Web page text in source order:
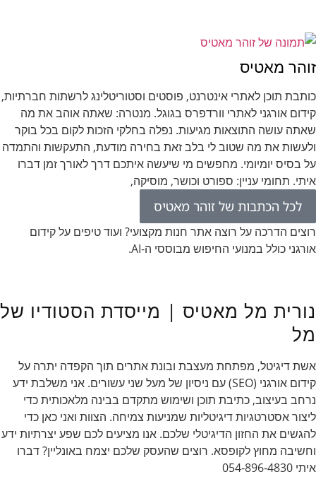
זוהר מאטיס
כותבת תוכן לאתרי אינטרנט, פוסטים וסטוריטלינג לרשתות חברתיות,
קידום אורגני לאתרי וורדפרס בגוגל. מנטרה: שאתה אוהב את מה
שאתה עושה התוצאות מגיעות. נפלה בחלקי הזכות לקום בכל בוקר
ולעשות את מה שטוב לי בלב זאת בחירה מודעת, התעקשות והתמדה
על בסיס יומיומי. מחפשים מי שיעשה איתכם דרך לאורך זמן דברו
איתי. תחומי עניין: ספורט וכושר, מוסיקה,
לכל הכתבות של זוהר מאטיס
רוצים הדרכה על רוצה אתר חנות מקצועי? ועוד טיפים על קידום
אורגני כולל במנועי החיפוש מבוססי ה-AI.
נורית מל מאטיס | מייסדת הסטודיו של
מל
אשת דיגיטל, מפתחת מעצבת ובונת אתרים תוך הקפדה יתרה על
קידום אורגני (SEO) עם ניסיון של מעל שני עשורים. אני משלבת ידע
נרחב בעיצוב, כתיבת תוכן ושימוש מתקדם בבינה מלאכותית כדי
ליצור אסטרטגיות דיגיטליות שמניעות צמיחה. הצוות ואני כאן כדי
להגשים את החזון הדיגיטלי שלכם. אנו מציעים לכם שפע יצרתיות ידע
וחשיבה מחוץ לקופסא. רוצים שהעסק שלכם יצמח באונליין? דברו
איתי 054-896-4830